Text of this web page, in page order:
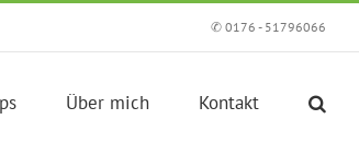
✆ 0176 - 51796066
Über mich Kontakt